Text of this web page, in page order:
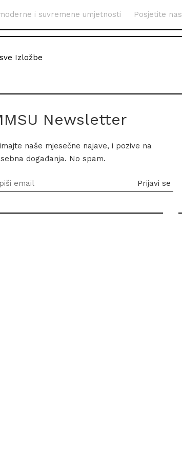
i suvremene umjetnosti Posjetite nas
Izložbe
Newsletter
naše mjesečne najave, i pozive na
događanja. No spam.